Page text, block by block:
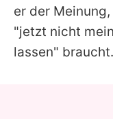
er der
"jetzt nicht
lassen" braucht.